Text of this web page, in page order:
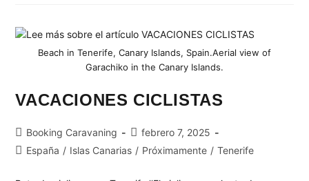
Beach in Tenerife, Canary Islands, Spain.Aerial view of
Garachiko in the Canary Islands.
VACACIONES CICLISTAS
Booking Caravaning
febrero 7, 2025
España / Islas Canarias / Próximamente / Tenerife